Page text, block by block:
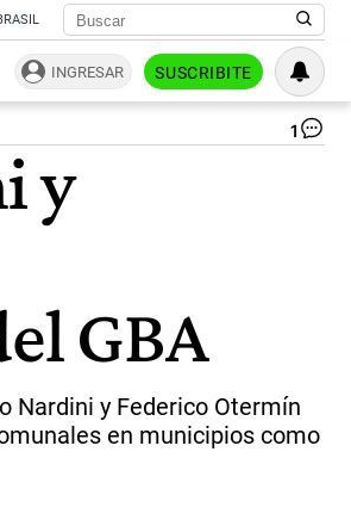
INGRESAR SUSCRIBITE
1
y
GBA
Nardini y Federico Otermín
en municipios como